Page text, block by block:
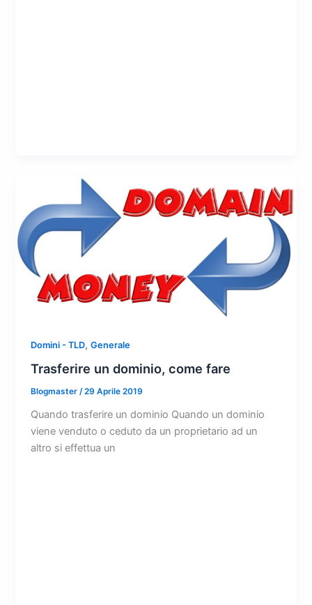
Domini - TLD,Generale
Trasferire un dominio, come fare
Blogmaster/29 Aprile 2019
Quando trasferire un dominio Quando un dominio
viene venduto o ceduto da un proprietario ad un
altro si effettua un